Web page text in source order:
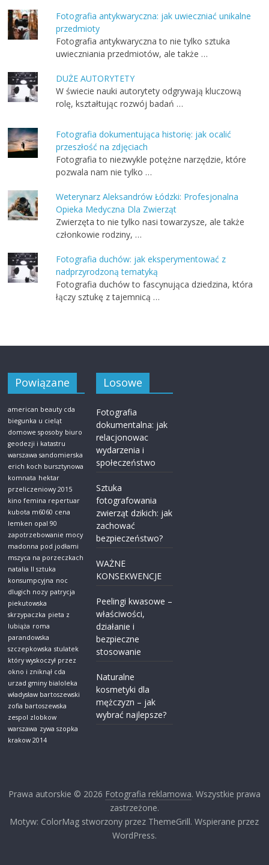
Fotografia antykwaryczna: jak uwieczniać unikalne
przedmioty
Fotografia antykwaryczna to nie tylko sztuka
uwieczniania przedmiotów, ale także …
DUŻE AUTORYTETY
W świecie nauki autorytety odgrywają kluczową
rolę, kształtując rozwój badań …
Fotografia dokumentująca historię: jak ocalić
przeszłość na zdjęciach
Fotografia to niezwykle potężne narzędzie, które
pozwala nam nie tylko …
Weterynarz Aleksandrów Łódzki: Profesjonalna
Opieka Medyczna Dla Zwierząt
Zwierzęta to nie tylko nasi towarzysze, ale także
członkowie rodziny, …
Fotografia duchów: jak eksperymentować z
nadprzyrodzoną tematyką
Fotografia duchów to fascynująca dziedzina, która
łączy sztukę z tajemnicą …
Powiązane
american beauty cda
biegunka u cieląt
domowe sposoby biuro
geodezji i katastru
warszawa sandomierska
erich koch bursztynowa
komnata hektar
przeliczeniowy 2015
kino femina repertuar
kubota m6060 cena
lemken opal 90
zapotrzebowanie mocy
madonna pod jodłami
mszyca na porzeczkach
natalia ll sztuka
konsumpcyjna noc
dlugich nozy patrycja
piekutowska
skrzypaczka pieta z
lubiąża roma
parandowska
szczepkowska stulatek
który wyskoczył przez
okno i zniknął cda
urzad gminy bialoleka
władysław bartoszewski
zofia bartoszewska
zespol zlobkow
warszawa zywa szopka
krakow 2014
Losowe
Fotografia
dokumentalna: jak
relacjonowac
wydarzenia i
społeczeństwo
Sztuka
fotografowania
zwierząt dzikich: jak
zachować
bezpieczeństwo?
WAŻNE
KONSEKWENCJE
Peelingi kwasowe –
właściwości,
działanie i
bezpieczne
stosowanie
Naturalne
kosmetyki dla
mężczyzn – jak
wybrać najlepsze?
Prawa autorskie © 2026 Fotografia reklamowa. Wszystkie prawa
zastrzeżone.
Motyw: ColorMag stworzony przez ThemeGrill. Wspierane przez
WordPress.